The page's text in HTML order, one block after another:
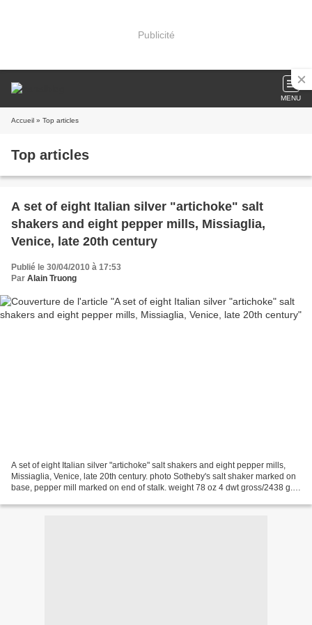
Publicité
MENU
Accueil » Top articles
Top articles
A set of eight Italian silver "artichoke" salt
shakers and eight pepper mills, Missiaglia,
Venice, late 20th century
Publié le 30/04/2010 à 17:53
Par Alain Truong
A set of eight Italian silver "artichoke" salt shakers and eight pepper mills,
Missiaglia, Venice, late 20th century. photo Sotheby's salt shaker marked on
base, pepper mill marked on end of stalk. weight 78 oz 4 dwt gross/2438 g.